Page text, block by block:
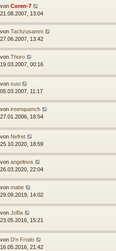
a
g
von Coren-7
21.08.2007, 13:04
von Tachzusamm
27.06.2007, 13:42
von Thoro
19.03.2007, 00:16
von susi
05.03.2007, 11:17
von ireenquench
27.01.2006, 18:54
von Nefret
25.10.2020, 18:59
von angelinos
26.03.2020, 22:04
von mabe
29.09.2019, 14:02
von JoBa
23.05.2016, 15:21
von D'n Frodo
16.05.2016, 21:42